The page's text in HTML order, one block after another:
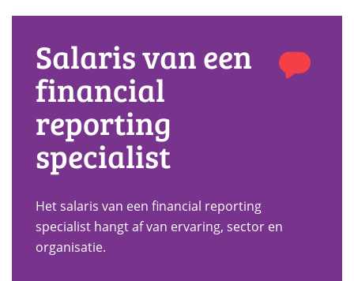
Salaris van een
financial
reporting
specialist
Het salaris van een financial reporting
specialist hangt af van ervaring, sector en
organisatie.